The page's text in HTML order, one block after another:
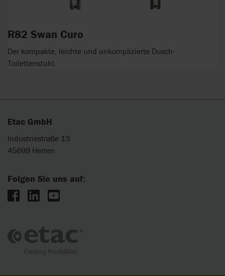
R82 Swan Curo
Der kompakte, leichte und unkomplizierte Dusch-
Toilettenstuhl.
Etac GmbH
Industriestraße 13
45699 Herten
Folgen Sie uns auf: